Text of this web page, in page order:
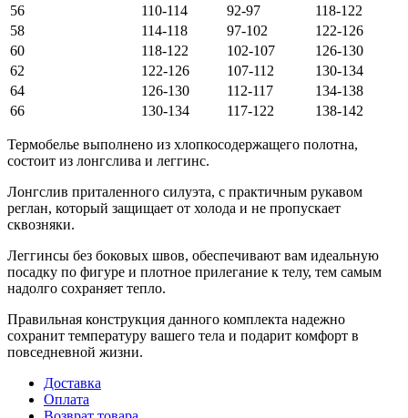
56
110-114 92-97
118-122
58
114-118 97-102
122-126
60
118-122 102-107
126-130
62
122-126 107-112
130-134
64
126-130 112-117
134-138
66
130-134 117-122 138-142
Термобелье выполнено из хлопкосодержащего полотна,
состоит из лонгслива и леггинс.
Лонгслив приталенного силуэта, с практичным рукавом
реглан, который защищает от холода и не пропускает
сквозняки.
Леггинсы без боковых швов, обеспечивают вам идеальную
посадку по фигуре и плотное прилегание к телу, тем самым
надолго сохраняет тепло.
Правильная конструкция данного комплекта надежно
сохранит температуру вашего тела и подарит комфорт в
повседневной жизни.
Доставка
Оплата